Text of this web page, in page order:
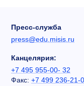
Пресс-служба
press@edu.misis.ru
Канцелярия:
+7 495 955-00- 32
Факс: +7 499 236-21-